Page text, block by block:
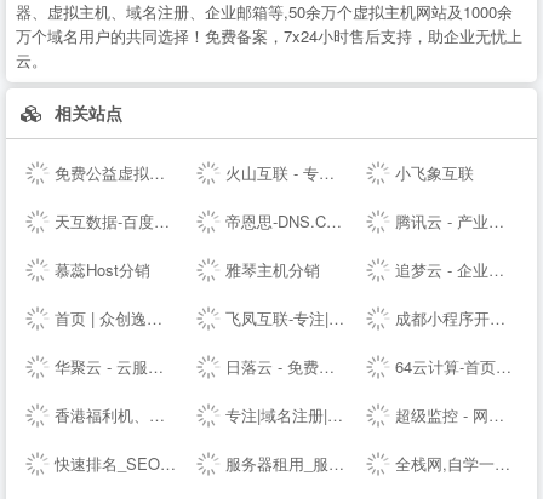
器、虚拟主机、域名注册、企业邮箱等,50余万个虚拟主机网站及1000余
万个域名用户的共同选择！免费备案，7x24小时售后支持，助企业无忧上
云。
相关站点
免费公益虚拟主机|雷电云互联-公益挂机宝_公益vps挂机宝_公益云电脑_3元挂机宝_4元挂机宝_低价挂机宝_低价云电脑_5元挂机宝_达龙云电脑-挂机宝官网 火山互联 - 专注Linux应用,弹性云主机 - 四川火山互联信息科技有限责任公司 小飞象互联
天互数据-百度BGP高防机房与云服务器租用托管服务中心！ 帝恩思-DNS.COM：DNS综合服务提供商-免费DNS解析-云解析-高防CDN-DNS劫持-SSL证书-网站劫持检测-宕机监控-云服务器ECS 腾讯云 - 产业智变 云启未来
慕蕊Host分销 雅琴主机分销 追梦云 - 企业级定制高防云服务器、虚拟主机、服务器租用托管服务提供商
首页 | 众创逸云 - 为全民开发者而生的专业云服务器 飞凤互联-专注|云主机|云空间|vps主机|拨号vps|虚拟主机|挂机宝|电信服务器|香港服务器 成都小程序开发_网站建设_小程序制作_自助建站_软件开发 - ⎛赤七互联⎞
华聚云 - 云服务器租用提供商 日落云 - 免费云服务器免费主机专注优质云服务 64云计算-首页演示
香港福利机、香港云服务器、美国站群VPS及物理主机提供商 专注|域名注册|com域名|cn域名|vip域名|pw域名|优质域名|无限空间|免费试用|ssl证书|-飞凤互联 超级监控 - 网站服务器数据监控服务商
快速排名_SEO关键词优化_SEO网站优化平台「推否SEO」 服务器租用_服务器托管_虚拟主机_云主机_vps-紫田网络 全栈网,自学一个全栈工程师